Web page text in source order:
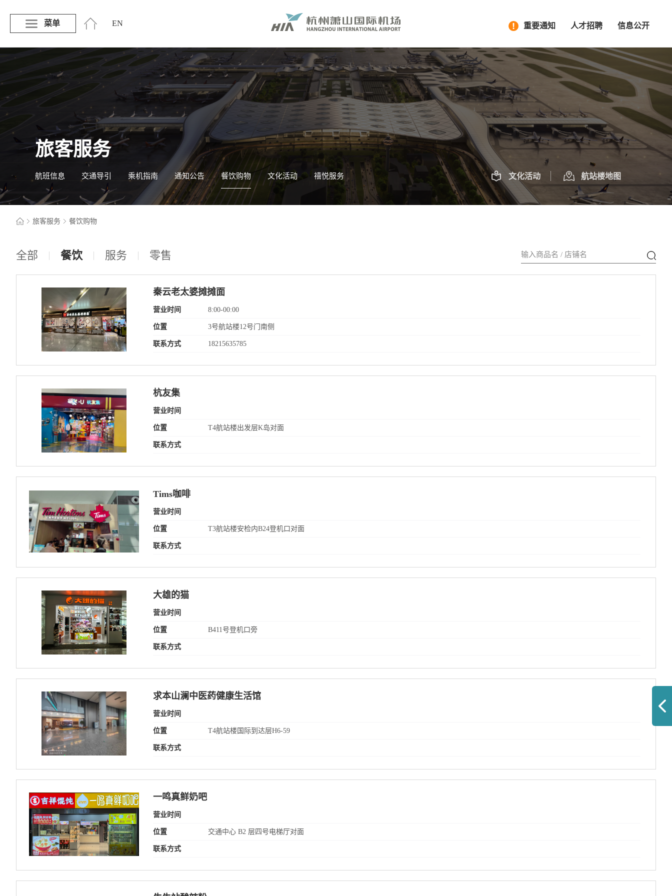
菜单 EN 信息公开
人才招聘
重要通知
旅客服务
航班信息 交通导引 乘机指南 通知公告 餐饮购物 文化活动 禧悦服务 文化活动 航站楼地图
旅客服务 餐饮购物
全部 餐饮 服务 零售
秦云老太婆摊摊面
营业时间 8:00-00:00
位置 3号航站楼12号门南侧
联系方式 18215635785
杭友集
营业时间
位置 T4航站楼出发层K岛对面
联系方式
Tims咖啡
营业时间
位置 T3航站楼安检内B24登机口对面
联系方式
大雄的猫
营业时间
位置 B411号登机口旁
联系方式
求本山澜中医药健康生活馆
营业时间
位置 T4航站楼国际到达层H6-59
联系方式
一鸣真鲜奶吧
营业时间
位置 交通中心 B2 层四号电梯厅对面
联系方式